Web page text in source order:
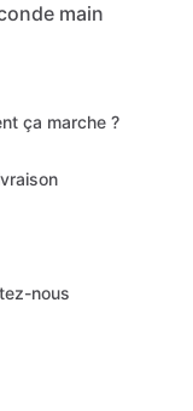
main
ça marche ?
nous